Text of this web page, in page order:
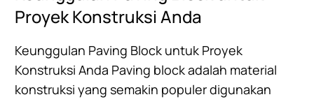
Proyek Konstruksi Anda
Keunggulan Paving Block untuk Proyek
Konstruksi Anda Paving block adalah material
konstruksi yang semakin populer digunakan